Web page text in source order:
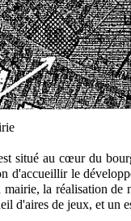
situé au cœur du
d'accueillir le
la réalisation de
d'aires de jeux, et un